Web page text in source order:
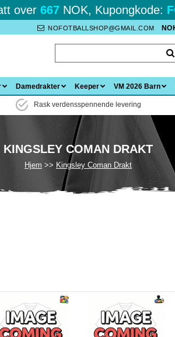
over 667NOK, Kupongkode:
NOFOTBALLSHOP@GMAIL.COM
Damedrakter Keeper VM 2026 Barn
Rask verdensspennende levering
KINGSLEY COMAN DRAKT
Hjem Kingsley Coman Drakt